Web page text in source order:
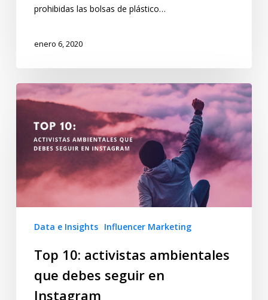
prohibidas las bolsas de plástico…
enero 6, 2020
Data e Insights Influencer Marketing
Top 10: activistas ambientales
que debes seguir en
Instagram